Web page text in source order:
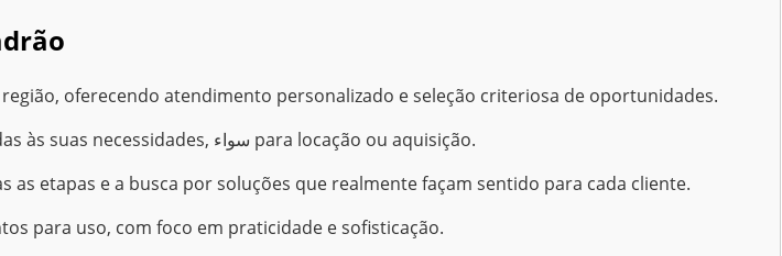
oferecendo atendimento personalizado e seleção criteriosa de oportunidades.
O trabalho envolve entender o perfil de cada cliente para indicar opções alinhadas às suas necessidades, سواء para locação ou aquisição.
etapas e a busca por soluções que realmente façam sentido para cada cliente.
para uso, com foco em praticidade e sofisticação.